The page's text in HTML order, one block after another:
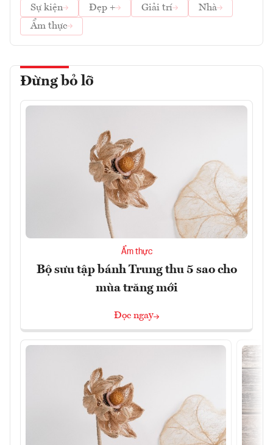
Sự kiện
Đẹp + Giải trí
Nhà
Ẩm thực
Đừng bỏ lỡ
Ẩm thực
Bộ sưu tập bánh Trung thu 5 sao cho
mùa trăng mới
Đọc ngay